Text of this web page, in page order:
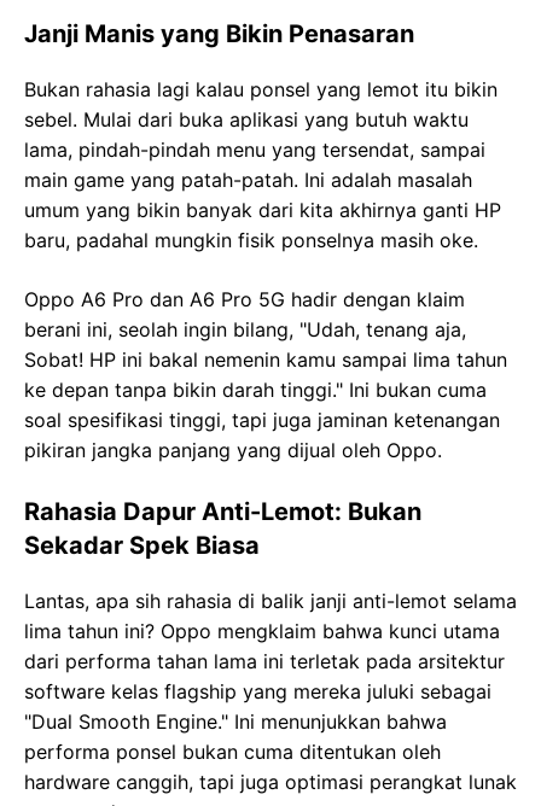
Janji Manis yang Bikin Penasaran
Bukan rahasia lagi kalau ponsel yang lemot itu bikin
sebel. Mulai dari buka aplikasi yang butuh waktu
lama, pindah-pindah menu yang tersendat, sampai
main game yang patah-patah. Ini adalah masalah
umum yang bikin banyak dari kita akhirnya ganti HP
baru, padahal mungkin fisik ponselnya masih oke.
Oppo A6 Pro dan A6 Pro 5G hadir dengan klaim
berani ini, seolah ingin bilang, "Udah, tenang aja,
Sobat! HP ini bakal nemenin kamu sampai lima tahun
ke depan tanpa bikin darah tinggi." Ini bukan cuma
soal spesifikasi tinggi, tapi juga jaminan ketenangan
pikiran jangka panjang yang dijual oleh Oppo.
Rahasia Dapur Anti-Lemot: Bukan
Sekadar Spek Biasa
Lantas, apa sih rahasia di balik janji anti-lemot selama
lima tahun ini? Oppo mengklaim bahwa kunci utama
dari performa tahan lama ini terletak pada arsitektur
software kelas flagship yang mereka juluki sebagai
"Dual Smooth Engine." Ini menunjukkan bahwa
performa ponsel bukan cuma ditentukan oleh
hardware canggih, tapi juga optimasi perangkat lunak